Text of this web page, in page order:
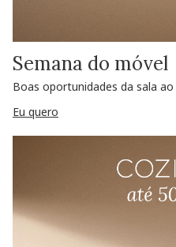
Semana do móvel
Boas oportunidades da sala
Eu quero